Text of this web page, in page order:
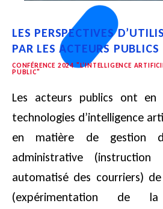
LES PERSPECTIVES
PAR LES ACTEURS PUBLICS
CONFÉRENCE 2024 "L’INTELLIGENCE
PUBLIC"
Les acteurs publics ont
technologies d’intelligence
en matière de gestion
administrative
automatisé des courriers) de
(expérimentation de la